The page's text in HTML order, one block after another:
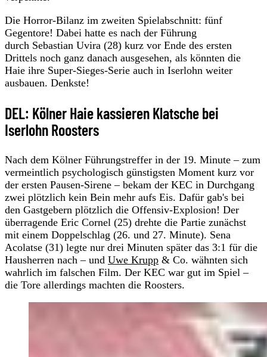
Die Horror-Bilanz im zweiten Spielabschnitt: fünf
Gegentore! Dabei hatte es nach der Führung
durch Sebastian Uvira (28) kurz vor Ende des ersten
Drittels noch ganz danach ausgesehen, als könnten die
Haie ihre Super-Sieges-Serie auch in Iserlohn weiter
ausbauen. Denkste!
DEL: Kölner Haie kassieren Klatsche bei
Iserlohn Roosters
Nach dem Kölner Führungstreffer in der 19. Minute – zum
vermeintlich psychologisch günstigsten Moment kurz vor
der ersten Pausen-Sirene – bekam der KEC in Durchgang
zwei plötzlich kein Bein mehr aufs Eis. Dafür gab's bei
den Gastgebern plötzlich die Offensiv-Explosion! Der
überragende Eric Cornel (25) drehte die Partie zunächst
mit einem Doppelschlag (26. und 27. Minute). Sena
Acolatse (31) legte nur drei Minuten später das 3:1 für die
Hausherren nach – und Uwe Krupp & Co. wähnten sich
wahrlich im falschen Film. Der KEC war gut im Spiel –
die Tore allerdings machten die Roosters.